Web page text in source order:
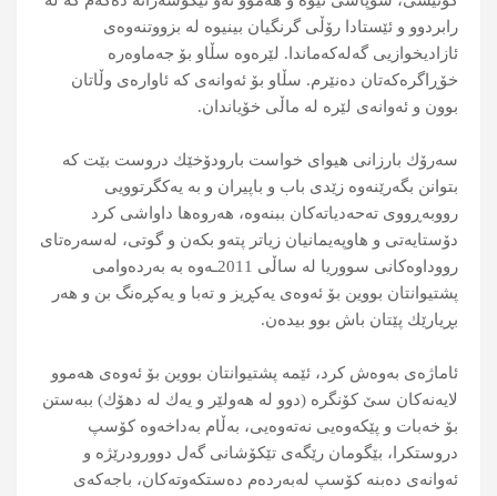
رابردوو و ئێستادا رۆڵی گرنگیان بینیوه‌ له‌ بزووتنه‌وه‌ی
ئازادیخوازیی گه‌له‌كه‌ماندا. لێره‌وه‌ سڵاو بۆ جه‌ماوه‌ره‌
خۆڕاگره‌كه‌تان ده‌نێرم. سڵاو بۆ ئه‌وانه‌ی كه‌ ئاواره‌ی وڵاتان
بوون و ئه‌وانه‌ی لێره‌ له‌ ماڵی خۆیاندان.
سه‌رۆك بارزانی هیوای خواست بارودۆخێك دروست بێت كه‌
بتوانن بگه‌رێنه‌وه‌ زێدی باب و باپیران و به‌ یه‌كگرتوویی
رووبه‌ڕووی ته‌حه‌دیاته‌كان ببنه‌وه‌، هه‌روه‌ها داواشی كرد
دۆستایه‌تی و هاوپه‌یمانیان زیاتر پته‌و بكه‌ن و گوتی، له‌سه‌ره‌تای
رووداوه‌كانی سووریا له‌ ساڵی 2011ـه‌وه‌ به‌ به‌رده‌وامی
پشتیوانتان بووین بۆ ئه‌وه‌ی یه‌كڕیز و ته‌با و یه‌كڕه‌نگ بن و هه‌ر
بڕیارێك پێتان باش بوو بیده‌ن.
ئاماژه‌ی به‌وه‌ش كرد، ئێمه‌ پشتیوانتان بووین بۆ ئه‌وه‌ی هه‌موو
لایه‌نه‌كان سێ كۆنگره‌ (دوو له‌ هه‌ولێر و یه‌ك له‌ دهۆك) ببه‌ستن
بۆ خه‌بات و پێكه‌وه‌یی نه‌ته‌وه‌یی، به‌ڵام به‌داخه‌وه‌ كۆسپ
دروستكرا، بێگومان رێگه‌ی تێكۆشانی گه‌ل دوورودرێژە‌ و
ئه‌وانه‌ی ده‌بنه‌ كۆسپ له‌به‌رده‌م ده‌ستكه‌وته‌كان، باجه‌كه‌ی